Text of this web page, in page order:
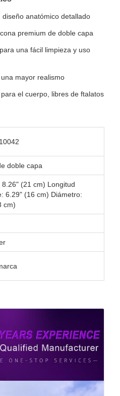
diseño anatómico detallado
premium de doble capa
una fácil limpieza y uso
mayor realismo
el cuerpo, libres de ftalatos
doble capa
8.26" (21 cm) Longitud
6.29" (16 cm) Diámetro:
cm)